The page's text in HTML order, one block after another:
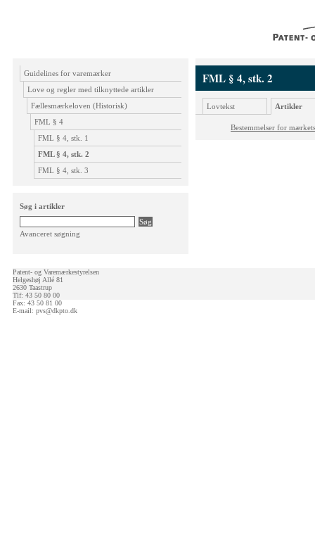
Guidelines for varemærker
Love og regler med tilknyttede artikler
Fællesmærkeloven (Historisk)
FML § 4
FML § 4, stk. 1
FML § 4, stk. 2
FML § 4, stk. 3
Søg i artikler
Avanceret søgning
FML § 4, stk. 2
Lovtekst Artikler
Bestemmelser for
Patent- og Varemærkestyrelsen
Helgeshøj Allé 81
2630 Taastrup
Tlf: 43 50 80 00
Fax: 43 50 81 00
E-mail: pvs@dkpto.dk